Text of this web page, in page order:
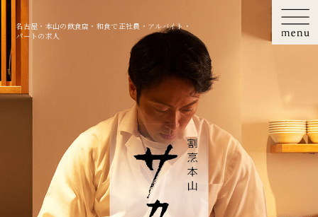
名古屋・本山の飲食店・和食で正社員・アルバイト・
パートの求人
ご予約・お問い合わせ
052-788-7780
ホーム
魚にかける想い